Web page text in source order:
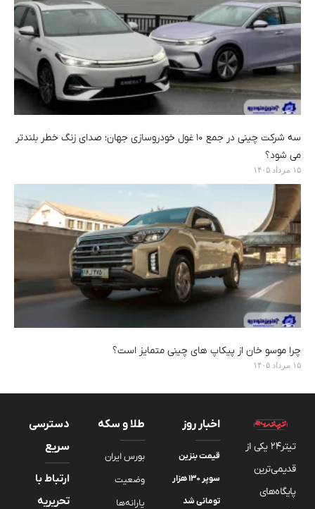
سه شرکت چینی در جمع ۱۰ غول خودروسازی جهان؛ صدای زنگ خطر بلندتر
می شود؟
۱۵ مرداد ۱۴۰۵
چرا موسو خان از پیکاپ های چینی متمایز است؟
۱۵ مرداد ۱۴۰۵
تیتر24 یکی از
قدیمی‌ترین
پایگاه‌های
اخبار روز
قیمت بنزین
سوپر ۱۳۰ هزار
تومانی شد
طلا و سکه
بورس ایران
وضعیت
یارانه‌ها
دسترسی
سریع
ارتباط با
تحریریه